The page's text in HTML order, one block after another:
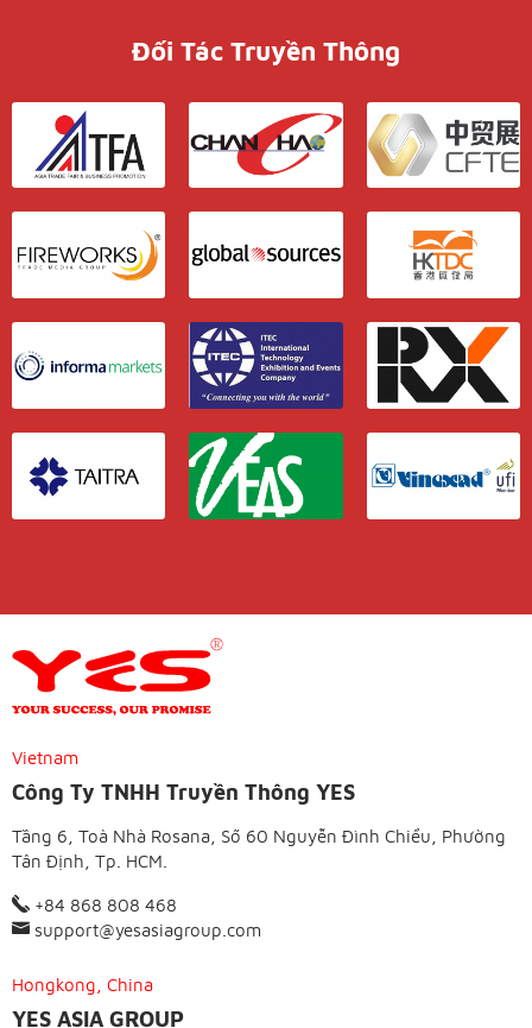
Đối Tác Truyền Thông
Vietnam
Công Ty TNHH Truyền Thông YES
Tầng 6, Toà Nhà Rosana, Số 60 Nguyễn Đình Chiểu, Phường
Tân Định, Tp. HCM.
+84 868 808 468
support@yesasiagroup.com
Hongkong, China
YES ASIA GROUP